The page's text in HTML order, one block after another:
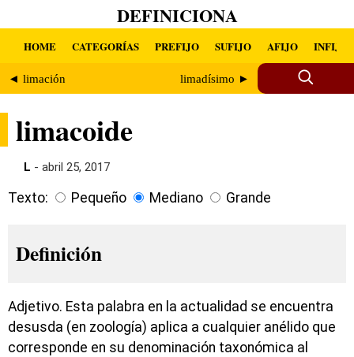
DEFINICIONA
HOME CATEGORÍAS PREFIJO SUFIJO AFIJO INFIJO
◄ limación limadísimo ►
limacoide
L - abril 25, 2017
Texto: Pequeño Mediano Grande
Definición
Adjetivo. Esta palabra en la actualidad se encuentra
desusda (en zoología) aplica a cualquier anélido que
corresponde en su denominación taxonómica al